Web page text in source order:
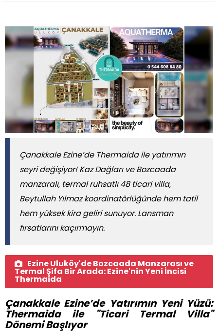
Çanakkale Ezine’de Thermaida ile yatırımın
seyri değişiyor! Kaz Dağları ve Bozcaada
manzaralı, termal ruhsatlı 48 ticari villa,
Beytullah Yılmaz koordinatörlüğünde hem tatil
hem yüksek kira geliri sunuyor. Lansman
fırsatlarını kaçırmayın.
Ezine Uluköy'de Bozcaada Manzarası ve
Termal Şifa Bir Arada: Ezine'nin Yeni İncisi
Thermaida
Çanakkale Ezine’de Yatırımın Yeni Yüzü:
Thermaida ile "Ticari Termal Villa"
Dönemi Başlıyor